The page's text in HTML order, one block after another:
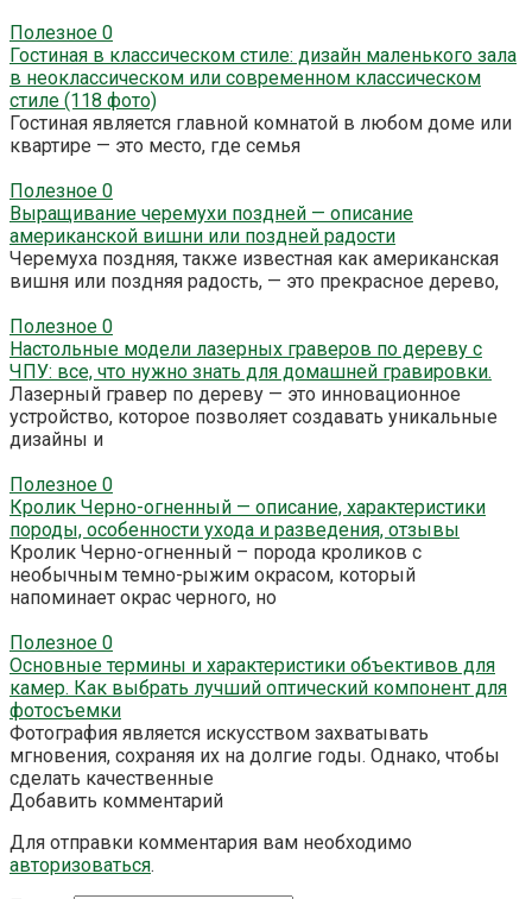
Полезное 0
Гостиная в классическом стиле: дизайн маленького зала
в неоклассическом или современном классическом
стиле (118 фото)
Гостиная является главной комнатой в любом доме или
квартире — это место, где семья
Полезное 0
Выращивание черемухи поздней — описание
американской вишни или поздней радости
Черемуха поздняя, также известная как американская
вишня или поздняя радость, — это прекрасное дерево,
Полезное 0
Настольные модели лазерных граверов по дереву с
ЧПУ: все, что нужно знать для домашней гравировки.
Лазерный гравер по дереву — это инновационное
устройство, которое позволяет создавать уникальные
дизайны и
Полезное 0
Кролик Черно-огненный — описание, характеристики
породы, особенности ухода и разведения, отзывы
Кролик Черно-огненный – порода кроликов с
необычным темно-рыжим окрасом, который
напоминает окрас черного, но
Полезное 0
Основные термины и характеристики объективов для
камер. Как выбрать лучший оптический компонент для
фотосъемки
Фотография является искусством захватывать
мгновения, сохраняя их на долгие годы. Однако, чтобы
сделать качественные
Добавить комментарий
Для отправки комментария вам необходимо
авторизоваться.